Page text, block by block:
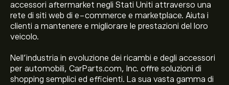
accessori aftermarket negli Stati Uniti attraverso una
rete di siti web di e-commerce e marketplace. Aiuta i
clienti a mantenere e migliorare le prestazioni del loro
veicolo.
Nell'industria in evoluzione dei ricambi e degli accessori
per automobili, CarParts.com, Inc. offre soluzioni di
shopping semplici ed efficienti. La sua vasta gamma di